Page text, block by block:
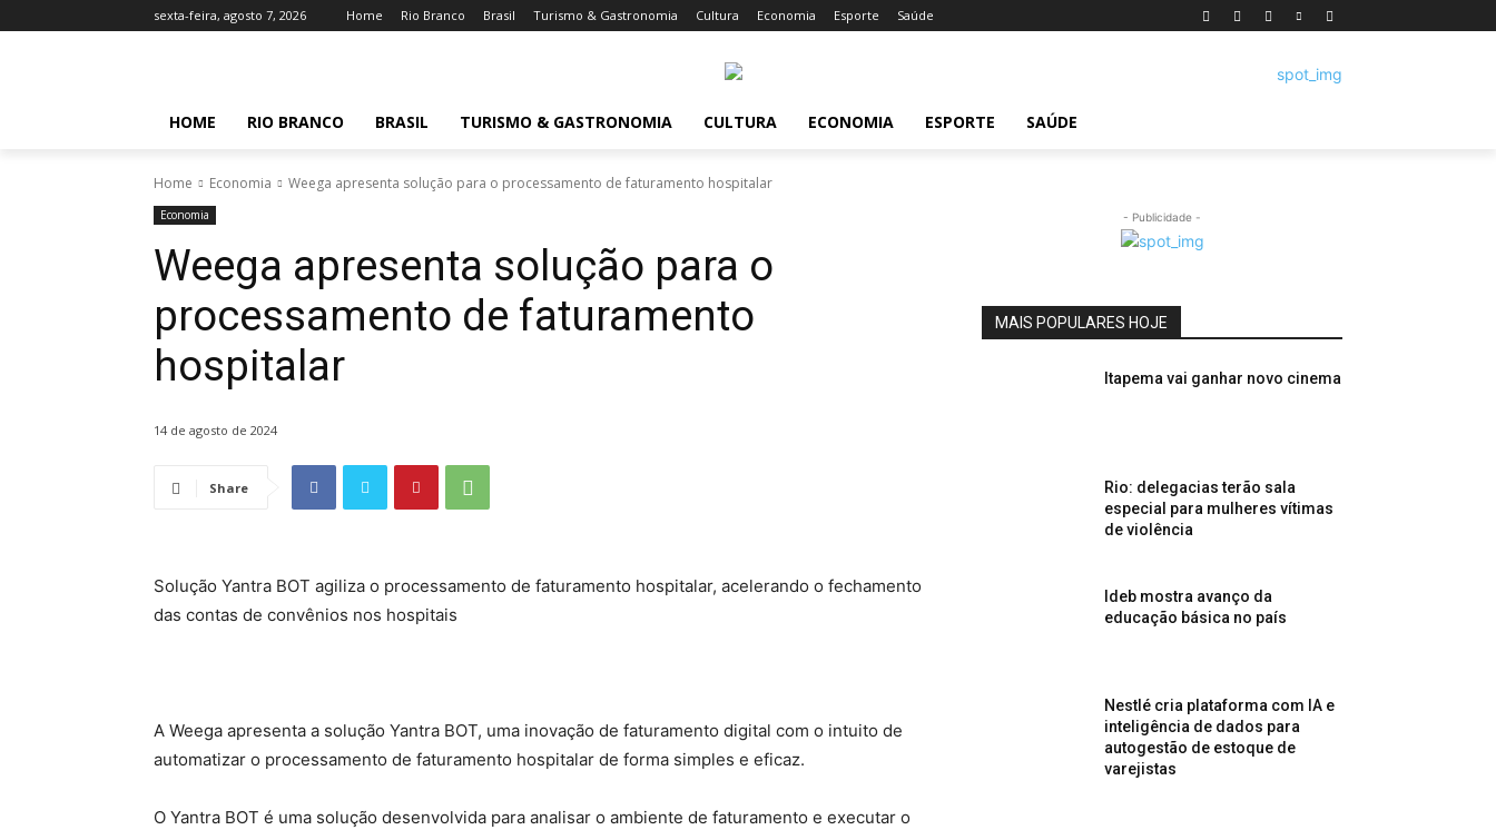
sexta-feira, agosto 7, 2026 Home Rio Branco Brasil Turismo & Gastronomia Cultura Economia Esporte Saúde
HOME RIO BRANCO BRASIL TURISMO & GASTRONOMIA CULTURA ECONOMIA ESPORTE SAÚDE
Home Economia Weega apresenta solução para o processamento de faturamento hospitalar
Economia
Weega apresenta solução para o
processamento de faturamento
hospitalar
14 de agosto de 2024
Share
Solução Yantra BOT agiliza o processamento de faturamento hospitalar, acelerando o fechamento
das contas de convênios nos hospitais
A Weega apresenta a solução Yantra BOT, uma inovação de faturamento digital com o intuito de
automatizar o processamento de faturamento hospitalar de forma simples e eficaz.
O Yantra BOT é uma solução desenvolvida para analisar o ambiente de faturamento e executar o
- Publicidade -
MAIS POPULARES HOJE
Itapema vai ganhar novo cinema
Rio: delegacias terão sala
especial para mulheres vítimas
de violência
Ideb mostra avanço da
educação básica no país
Nestlé cria plataforma com IA e
inteligência de dados para
autogestão de estoque de
varejistas